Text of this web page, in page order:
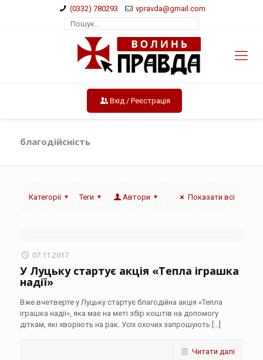
(0332) 780293 vpravda@gmail.com
Вхід / Реєстрація
благодійсність
Категорії Теги Автори Показати всі
07.11.2017
У Луцьку стартує акція «Тепла іграшка
надії»
Вже вчетверте у Луцьку стартує благодійна акція «Тепла
іграшка надії», яка має на меті збір коштів на допомогу
діткам, які хворіють на рак. Усіх охочих запрошують […]
Читати далі